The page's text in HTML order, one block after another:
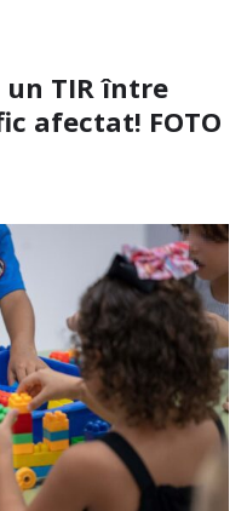
TIR între
afectat! FOTO